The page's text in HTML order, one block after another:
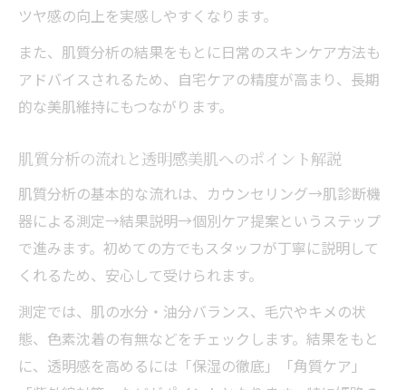
ツヤ感の向上を実感しやすくなります。
また、肌質分析の結果をもとに日常のスキンケア方法も
アドバイスされるため、自宅ケアの精度が高まり、長期
的な美肌維持にもつながります。
肌質分析の流れと透明感美肌へのポイント解説
肌質分析の基本的な流れは、カウンセリング→肌診断機
器による測定→結果説明→個別ケア提案というステップ
で進みます。初めての方でもスタッフが丁寧に説明して
くれるため、安心して受けられます。
測定では、肌の水分・油分バランス、毛穴やキメの状
態、色素沈着の有無などをチェックします。結果をもと
に、透明感を高めるには「保湿の徹底」「角質ケア」